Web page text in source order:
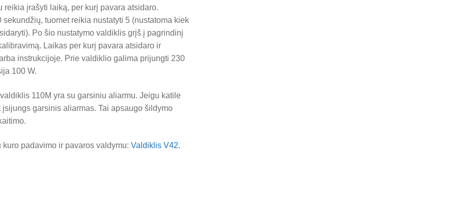
įrašyti laiką, per kurį pavara atsidaro.
tuomet reikia nustatyti 5 (nustatoma kiek
Po šio nustatymo valdiklis grįš į pagrindinį
Laikas per kurį pavara atsidaro ir
instrukcijoje. Prie valdiklio galima prijungti 230
100 W.
110M yra su garsiniu aliarmu. Jeigu katile
garsinis aliarmas. Tai apsaugo šildymo
padavimo ir pavaros valdymu: Valdiklis V42.